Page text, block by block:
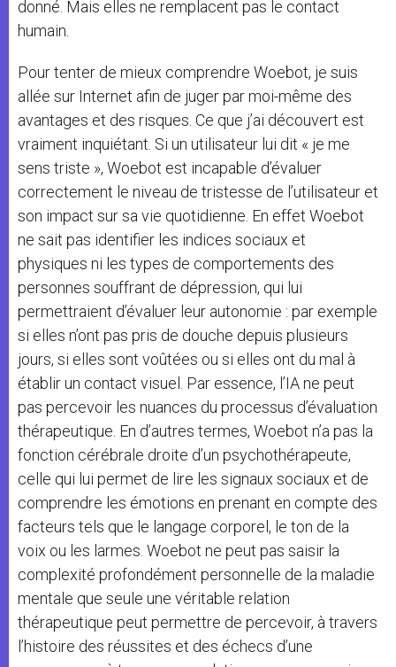
donné. Mais elles ne remplacent pas le contact
humain.
Pour tenter de mieux comprendre Woebot, je suis
allée sur Internet afin de juger par moi-même des
avantages et des risques. Ce que j’ai découvert est
vraiment inquiétant. Si un utilisateur lui dit « je me
sens triste », Woebot est incapable d’évaluer
correctement le niveau de tristesse de l’utilisateur et
son impact sur sa vie quotidienne. En effet Woebot
ne sait pas identifier les indices sociaux et
physiques ni les types de comportements des
personnes souffrant de dépression, qui lui
permettraient d’évaluer leur autonomie : par exemple
si elles n’ont pas pris de douche depuis plusieurs
jours, si elles sont voûtées ou si elles ont du mal à
établir un contact visuel. Par essence, l’IA ne peut
pas percevoir les nuances du processus d’évaluation
thérapeutique. En d’autres termes, Woebot n’a pas la
fonction cérébrale droite d’un psychothérapeute,
celle qui lui permet de lire les signaux sociaux et de
comprendre les émotions en prenant en compte des
facteurs tels que le langage corporel, le ton de la
voix ou les larmes. Woebot ne peut pas saisir la
complexité profondément personnelle de la maladie
mentale que seule une véritable relation
thérapeutique peut permettre de percevoir, à travers
l’histoire des réussites et des échecs d’une